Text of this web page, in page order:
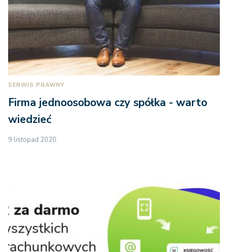
SERWIS PRAWNY
Firma jednoosobowa czy spółka - warto
wiedzieć
9 listopad 2020